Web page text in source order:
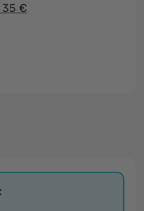
35 €